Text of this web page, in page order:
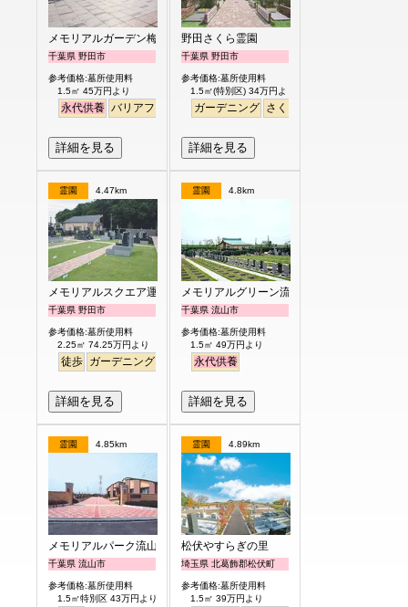
メモリアルガーデン梅郷聖地
千葉県 野田市
参考価格:墓所使用料
1.5㎡ 45万円より
永代供養 バリアフリー ペット
詳細を見る
野田さくら霊園
千葉県 野田市
参考価格:墓所使用料
1.5㎡(特別区) 34万円より
ガーデニング さくら
詳細を見る
霊園 4.47km
メモリアルスクエア運河
千葉県 野田市
参考価格:墓所使用料
2.25㎡ 74.25万円より
徒歩 ガーデニング
詳細を見る
霊園 4.8km
メモリアルグリーン流山聖地
千葉県 流山市
参考価格:墓所使用料
1.5㎡ 49万円より
永代供養
詳細を見る
霊園 4.85km
メモリアルパーク流山聖地
千葉県 流山市
参考価格:墓所使用料
1.5㎡特別区 43万円より
霊園 4.89km
松伏やすらぎの里
埼玉県 北葛飾郡松伏町
参考価格:墓所使用料
1.5㎡ 39万円より